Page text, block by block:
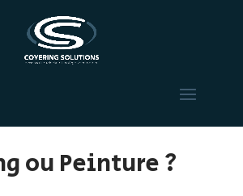
ou Peinture ?